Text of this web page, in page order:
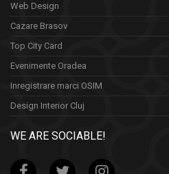
Web Design
Cazare Brasov
Top City Card
Evenimente Oradea
Inregistrare marci OSIM
Design Interior Cluj
WE ARE SOCIABLE!